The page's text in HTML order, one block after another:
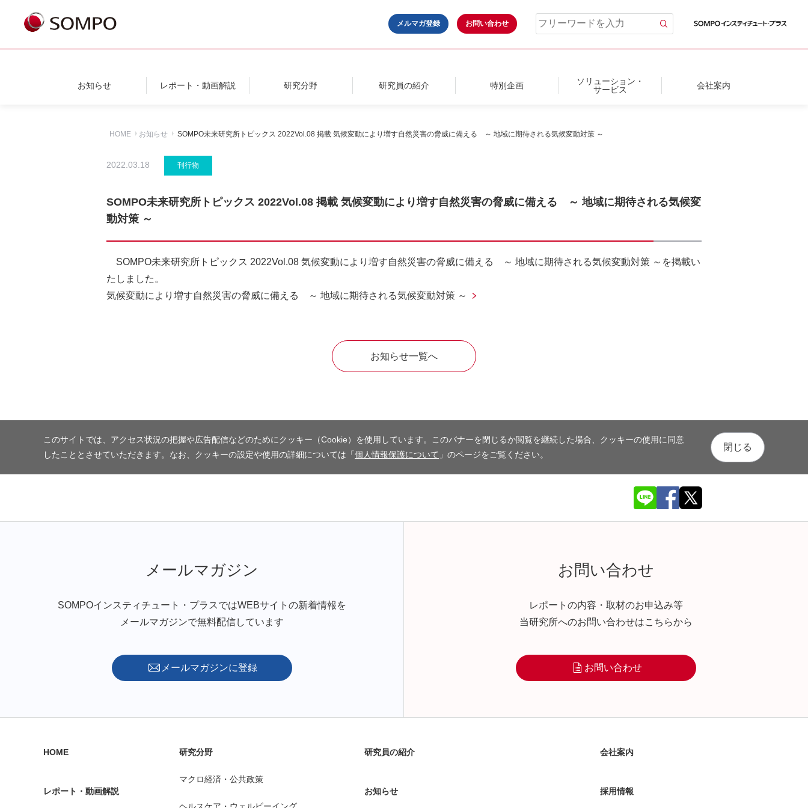
メルマガ登録 お問い合わせ
お知らせ レポート・動画解説 研究分野 研究員の紹介 特別企画
ソリューション・
サービス
会社案内
HOME お知らせ SOMPO未来研究所トピックス 2022Vol.08 掲載 気候変動により増す自然災害の脅威に備える ～ 地域に期待される気候変動対策 ～
2022.03.18 刊行物
SOMPO未来研究所トピックス 2022Vol.08 掲載 気候変動により増す自然災害の脅威に備える ～ 地域に期待される気候変
動対策 ～
SOMPO未来研究所トピックス 2022Vol.08 気候変動により増す自然災害の脅威に備える ～ 地域に期待される気候変動対策 ～を掲載い
たしました。
気候変動により増す自然災害の脅威に備える ～ 地域に期待される気候変動対策 ～
お知らせ一覧へ
このサイトでは、アクセス状況の把握や広告配信などのためにクッキー（Cookie）を使用しています。このバナーを閉じるか閲覧を継続した場合、クッキーの使用に同意
したこととさせていただきます。なお、クッキーの設定や使用の詳細については「個人情報保護について 」のページをご覧ください。
閉じる
メールマガジン
SOMPOインスティチュート・プラスではWEBサイトの新着情報を
メールマガジンで無料配信しています
メールマガジンに登録
お問い合わせ
レポートの内容・取材のお申込み等
当研究所へのお問い合わせはこちらから
お問い合わせ
HOME
レポート・動画解説
研究分野
マクロ経済・公共政策
ヘルスケア・ウェルビーイング
研究員の紹介
お知らせ
会社案内
採用情報